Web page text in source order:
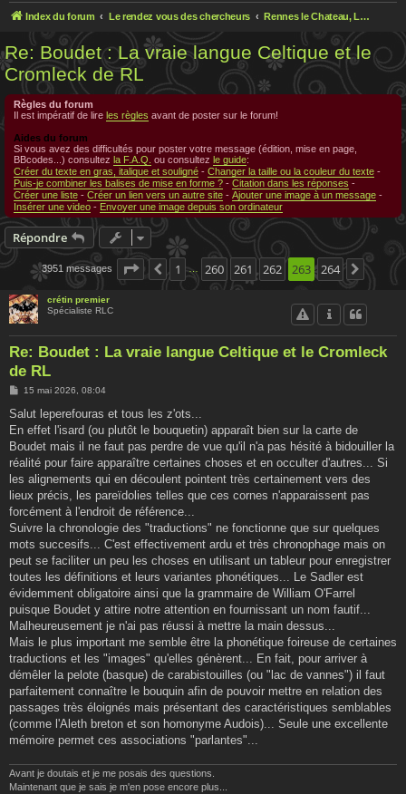
Index du forum Le rendez vous des chercheurs Rennes le Chateau, Le rendez-vous des chercheurs
Re: Boudet : La vraie langue Celtique et le
Cromleck de RL
Règles du forum
Il est impératif de lire les règles avant de poster sur le forum!
Aides du forum
Si vous avez des difficultés pour poster votre message (édition, mise en page,
BBcodes...) consultez la F.A.Q. ou consultez le guide:
Créer du texte en gras, italique et souligné - Changer la taille ou la couleur du texte -
Puis-je combiner les balises de mise en forme ? - Citation dans les réponses -
Créer une liste - Créer un lien vers un autre site - Ajouter une image à un message -
Insérer une video - Envoyer une image depuis son ordinateur
Répondre
3951 messages Page 263 sur264
Précédente
1 … 260 261 262 263 264
crétin premier
Spécialiste RLC
Re: Boudet : La vraie langue Celtique et le Cromleck
de RL
M
s
a
g
15 mai 2026, 08:04
Salut leperefouras et tous les z'ots...
En effet l'isard (ou plutôt le bouquetin) apparaît bien sur la carte de
Boudet mais il ne faut pas perdre de vue qu'il n'a pas hésité à bidouiller la
réalité pour faire apparaître certaines choses et en occulter d'autres... Si
les alignements qui en découlent pointent très certainement vers des
lieux précis, les pareïdolies telles que ces cornes n'apparaissent pas
forcément à l'endroit de référence...
Suivre la chronologie des "traductions" ne fonctionne que sur quelques
mots succesifs... C'est effectivement ardu et très chronophage mais on
peut se faciliter un peu les choses en utilisant un tableur pour enregistrer
toutes les définitions et leurs variantes phonétiques... Le Sadler est
évidemment obligatoire ainsi que la grammaire de William O'Farrel
puisque Boudet y attire notre attention en fournissant un nom fautif...
Malheureusement je n'ai pas réussi à mettre la main dessus...
Mais le plus important me semble être la phonétique foireuse de certaines
traductions et les "images" qu'elles génèrent... En fait, pour arriver à
démêler la pelote (basque) de carabistouilles (ou "lac de vannes") il faut
parfaitement connaître le bouquin afin de pouvoir mettre en relation des
passages très éloignés mais présentant des caractéristiques semblables
(comme l'Aleth breton et son homonyme Audois)... Seule une excellente
mémoire permet ces associations "parlantes"...
Avant je doutais et je me posais des questions.
Maintenant que je sais je m'en pose encore plus...